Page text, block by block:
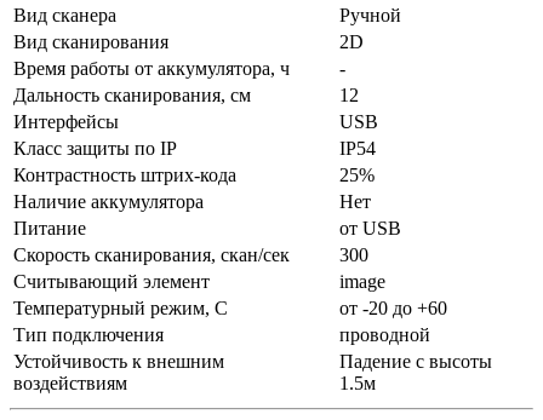
Вид сканера
Ручной
Вид сканирования
2D
Время работы от аккумулятора, ч
-
Дальность сканирования, см
12
Интерфейсы
USB
Класс защиты по IP
IP54
Контрастность штрих-кода
25%
Наличие аккумулятора
Нет
Питание
от USB
Скорость сканирования, скан/сек
300
Считывающий элемент
image
Температурный режим, С
от -20 до +60
Тип подключения
проводной
Устойчивость к внешним
воздействиям
Падение с высоты
1.5м